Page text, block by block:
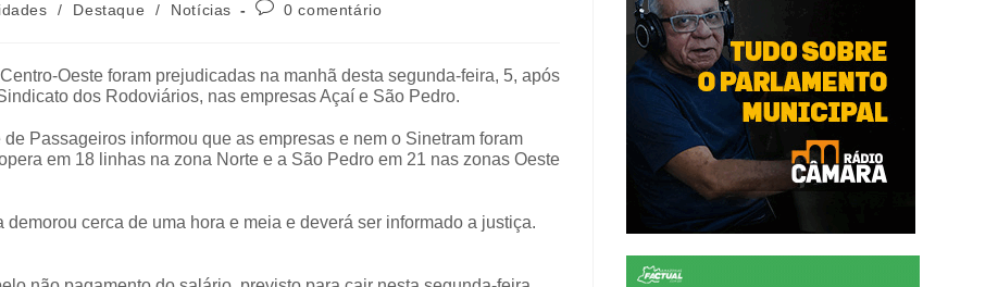
/ Destaque / Notícias 0 comentário
Oeste foram prejudicadas na manhã desta segunda-feira, 5, após
dos Rodoviários, nas empresas Açaí e São Pedro.
Passageiros informou que as empresas e nem o Sinetram foram
em 18 linhas na zona Norte e a São Pedro em 21 nas zonas Oeste
cerca de uma hora e meia e deverá ser informado a justiça.